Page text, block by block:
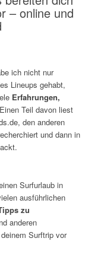
– online und
ich nicht nur
Lineups gehabt,
Erfahrungen,
Teil davon liest
den anderen
und dann in
Surfurlaub in
ausführlichen
zu
anderen
Surftrip vor